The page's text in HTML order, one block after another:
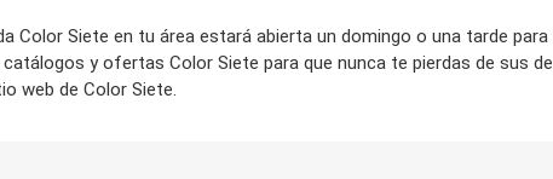
Color Siete en tu área estará abierta un domingo o una tarde
y ofertas Color Siete para que nunca te pierdas de sus
web de Color Siete.